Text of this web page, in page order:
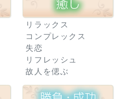
リラックス
コンプレックス
失恋
リフレッシュ
故人を偲ぶ